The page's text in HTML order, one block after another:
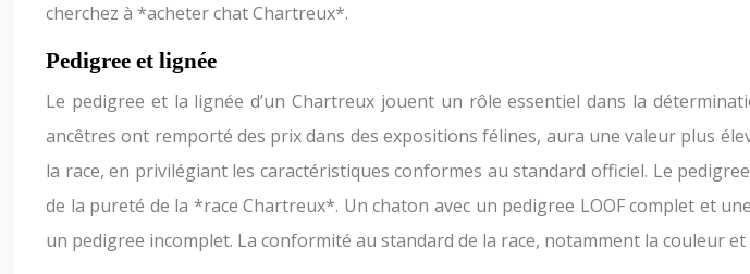
cherchez à *acheter chat Chartreux*.
Pedigree et lignée
Le pedigree et la lignée d’un Chartreux jouent un rôle essentiel dans la
ancêtres ont remporté des prix dans des expositions félines, aura une valeur plus
la race, en privilégiant les caractéristiques conformes au standard officiel. Le
de la pureté de la *race Chartreux*. Un chaton avec un pedigree LOOF complet et
un pedigree incomplet. La conformité au standard de la race, notamment la couleur